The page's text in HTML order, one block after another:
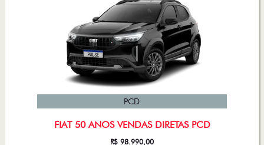
FIAT 50 ANOS VENDAS DIRETAS PCD
PCD
R$ 98.990,00